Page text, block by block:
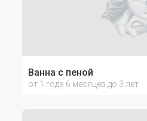
Ванна с пеной
от 1 года 6 месяцев до 3 лет